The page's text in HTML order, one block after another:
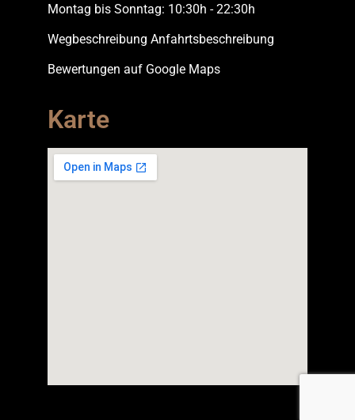
Montag bis Sonntag: 10:30h - 22:30h
Wegbeschreibung Anfahrtsbeschreibung
Bewertungen auf Google Maps
Karte